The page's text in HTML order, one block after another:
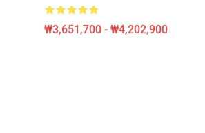
₩3,651,700 - ₩4,202,900